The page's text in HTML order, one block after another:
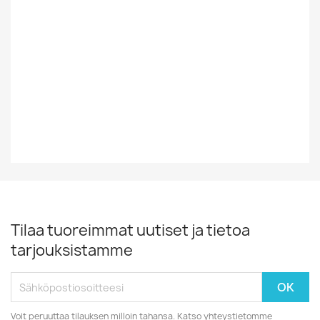
Tilaa tuoreimmat uutiset ja tietoa
tarjouksistamme
Voit peruuttaa tilauksen milloin tahansa. Katso yhteystietomme